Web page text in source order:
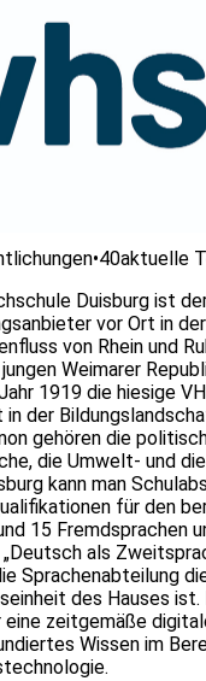
•40aktuelle
Duisburg ist
vor Ort in
von Rhein und
Weimarer
1919 die hiesige
in der
gehören die
die Umwelt- und
kann man
für den
15 Fremdsprachen
als
Sprachenabteilung
des Hauses ist.
zeitgemäße
Wissen im